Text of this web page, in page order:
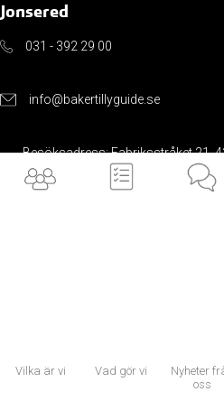
Jonsered
031 - 392 29 00
info@bakertillyguide.se
Besöksadress: Fabriksstråket 21,
Box 31, 433 21 Partille
Sveagatan 8H, 441 32 Alingsås
Vilka är vi Vad gör vi
Nyheter
oss